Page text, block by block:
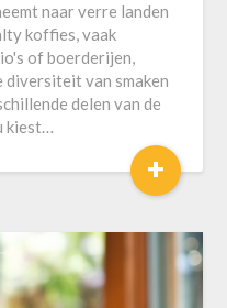
naar verre landen
koffies, vaak
of boerderijen,
diversiteit van smaken
delen van de
kiest…
+